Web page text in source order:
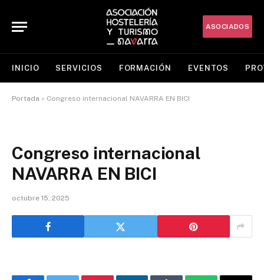
ASOCIADOS
INICIO SERVICIOS FORMACIÓN EVENTOS
Portada » Congreso internacional NAVARRA EN BICI
Congreso internacional
NAVARRA EN BICI
octubre 15, 2025